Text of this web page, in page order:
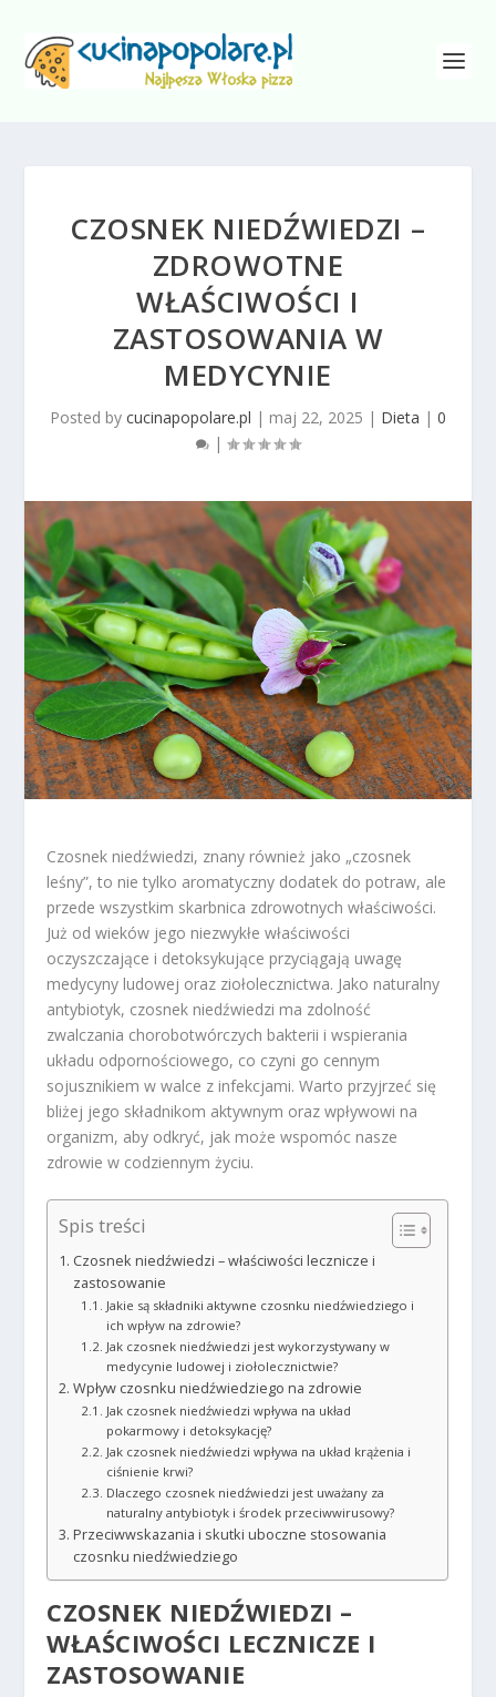
CZOSNEK NIEDŹWIEDZI –
ZDROWOTNE
WŁAŚCIWOŚCI I
ZASTOSOWANIA W
MEDYCYNIE
Posted by cucinapopolare.pl | maj 22, 2025 | Dieta | 0
|
Czosnek niedźwiedzi, znany również jako „czosnek
leśny”, to nie tylko aromatyczny dodatek do potraw, ale
przede wszystkim skarbnica zdrowotnych właściwości.
Już od wieków jego niezwykłe właściwości
oczyszczające i detoksykujące przyciągają uwagę
medycyny ludowej oraz ziołolecznictwa. Jako naturalny
antybiotyk, czosnek niedźwiedzi ma zdolność
zwalczania chorobotwórczych bakterii i wspierania
układu odpornościowego, co czyni go cennym
sojusznikiem w walce z infekcjami. Warto przyjrzeć się
bliżej jego składnikom aktywnym oraz wpływowi na
organizm, aby odkryć, jak może wspomóc nasze
zdrowie w codziennym życiu.
Spis treści
Czosnek niedźwiedzi – właściwości lecznicze i
zastosowanie
Jakie są składniki aktywne czosnku niedźwiedziego i
ich wpływ na zdrowie?
Jak czosnek niedźwiedzi jest wykorzystywany w
medycynie ludowej i ziołolecznictwie?
Wpływ czosnku niedźwiedziego na zdrowie
Jak czosnek niedźwiedzi wpływa na układ
pokarmowy i detoksykację?
Jak czosnek niedźwiedzi wpływa na układ krążenia i
ciśnienie krwi?
Dlaczego czosnek niedźwiedzi jest uważany za
naturalny antybiotyk i środek przeciwwirusowy?
Przeciwwskazania i skutki uboczne stosowania
czosnku niedźwiedziego
CZOSNEK NIEDŹWIEDZI –
WŁAŚCIWOŚCI LECZNICZE I
ZASTOSOWANIE